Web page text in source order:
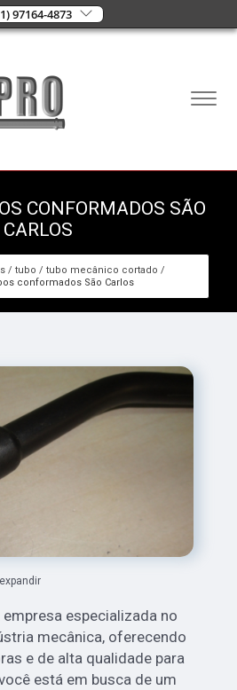
97164-4873
CONFORMADOS SÃO
CARLOS
tubo
tubo mecânico cortado
conformados São Carlos
especializada no
mecânica, oferecendo
e de alta qualidade para
está em busca de um